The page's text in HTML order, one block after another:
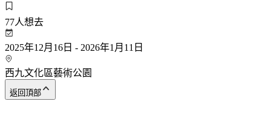
77人想去
2025年12月16日 - 2026年1月11日
西九文化區藝術公園
返回頂部